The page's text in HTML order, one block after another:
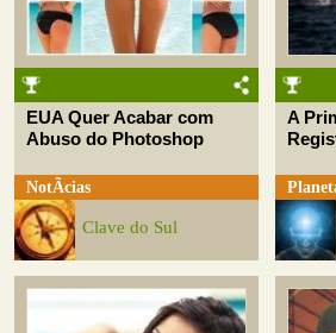
EUA Quer Acabar com
Abuso do Photoshop
NotÃ­cias
Clave do Sul
A